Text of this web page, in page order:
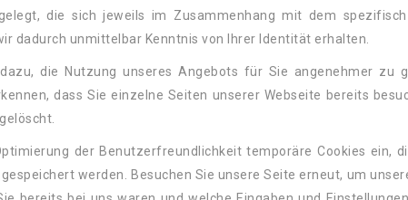
die sich jeweils im Zusammenhang mit dem
dadurch unmittelbar Kenntnis von Ihrer Identität erhalten.
die Nutzung unseres Angebots für Sie angenehmer zu
dass Sie einzelne Seiten unserer Webseite bereits
der Benutzerfreundlichkeit temporäre Cookies ein,
werden. Besuchen Sie unsere Seite erneut, um